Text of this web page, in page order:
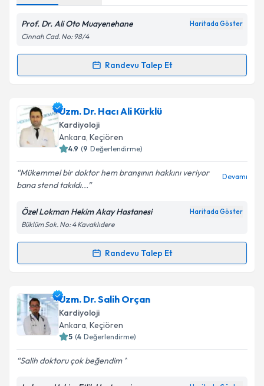
Prof. Dr. Ali Oto Muayenehane Haritada Göster
Cinnah Cad. No: 98/4
Randevu Talep Et
Randevu Takvimi Talebi
Prof. Dr. Ali Otoiçin randevu takvimi talebi oluşturun.
Size bu uzmandan randevu almanız için bir takvim
hazırlandığında e-posta ile bilgilendireceğiz.
Kişisel verilerimin işlenmesine ilişkin
Aydınlatma
Metni'ni okudum ve kişisel verilerimin belirtilen
kapsamda işlenmesini kabul ediyorum.
Uzm. Dr. Hacı Ali Kürklü
Kardiyoloji
Ankara, Keçiören
4.9 (9 Değerlendirme)
Mükemmel bir doktor hem branşının hakkını veriyor
bana stend takıldı...
Devamı
Özel Lokman Hekim Akay Hastanesi Haritada Göster
Büklüm Sok. No: 4 Kavaklıdere
Randevu Talep Et
Randevu Takvimi Talebi
Uzm. Dr. Hacı Ali Kürklüiçin randevu takvimi talebi
oluşturun. Size bu uzmandan randevu almanız için bir
takvim hazırlandığında e-posta ile bilgilendireceğiz.
Uzm. Dr. Salih Orçan
Kardiyoloji
Ankara, Keçiören
5 (4 Değerlendirme)
Salih doktoru çok beğendim